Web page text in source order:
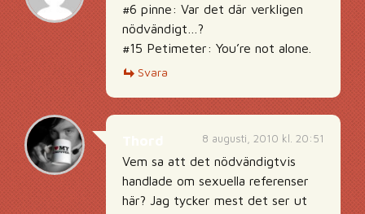
#6 pinne: Var det där verkligen
nödvändigt…?
#15 Petimeter: You’re not alone.
Svara
8 augusti, 2010 kl. 20:51
Vem sa att det nödvändigtvis
handlade om sexuella referenser
här? Jag tycker mest det ser ut